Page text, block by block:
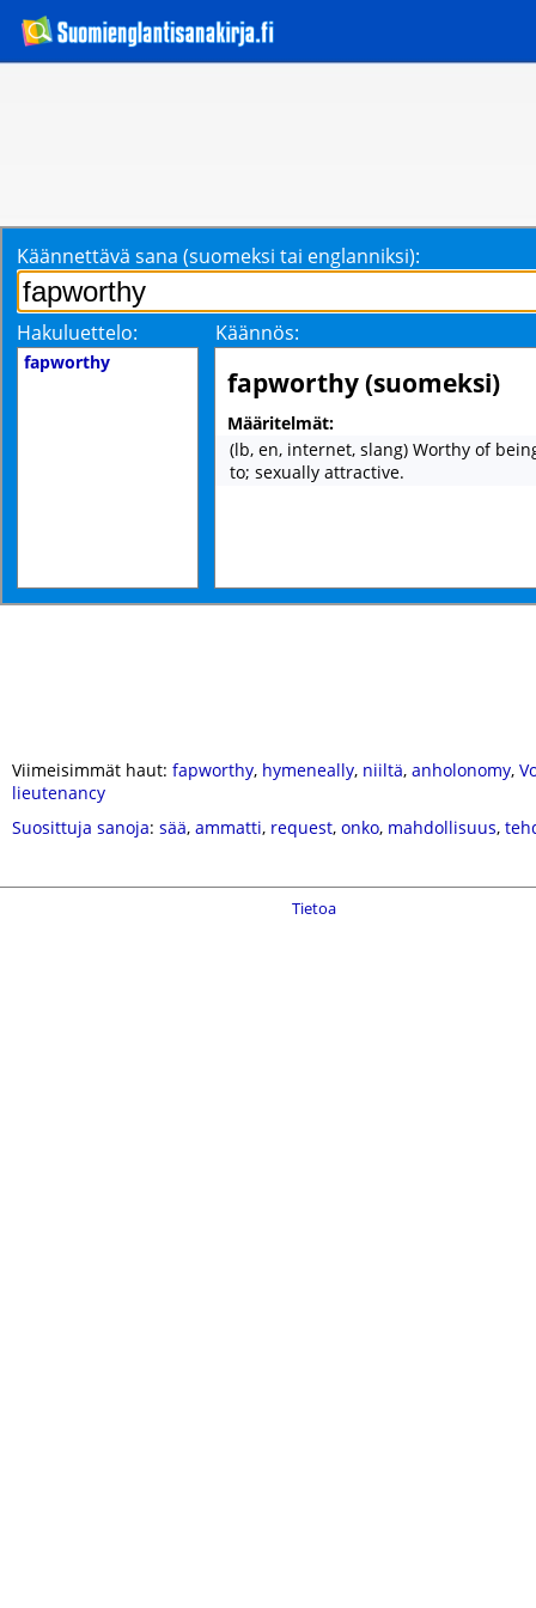
Käännettävä sana (suomeksi tai englanniksi):
Hakuluettelo: Käännös:
fapworthy
fapworthy (suomeksi)
Määritelmät:
(lb, en, internet, slang) Worthy of
to; sexually attractive.
Viimeisimmät haut: fapworthy, hymeneally, niiltä, anholonomy,
lieutenancy
Suosittuja sanoja: sää, ammatti, request, onko, mahdollisuus,
Tietoa